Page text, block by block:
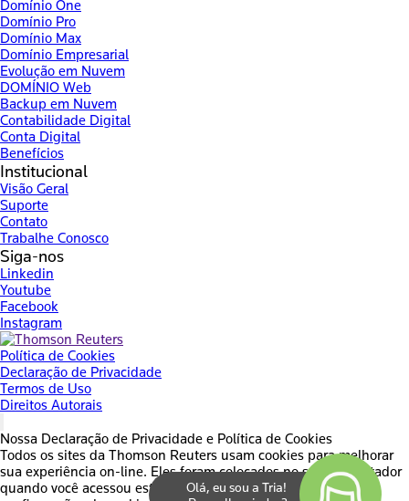
Domínio One
Domínio Pro
Domínio Max
Domínio Empresarial
Evolução em Nuvem
DOMÍNIO Web
Backup em Nuvem
Contabilidade Digital
Conta Digital
Benefícios
Institucional
Visão Geral
Suporte
Contato
Trabalhe Conosco
Siga-nos
Linkedin
Youtube
Facebook
Instagram
Política de Cookies
Declaração de Privacidade
Termos de Uso
Direitos Autorais
Nossa Declaração de Privacidade e Política de Cookies
Todos os sites da Thomson Reuters usam cookies para melhorar
sua experiência on-line. Eles foram colocados no seu computador
quando você acessou este site. Você pode alterar suas